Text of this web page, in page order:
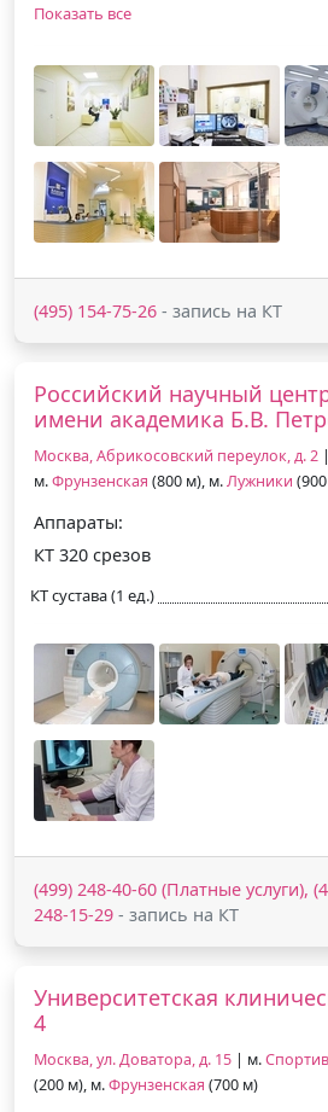
Показать все
(495) 154-75-26 - запись на КТ
Российский научный
имени академика Б.В.
Москва, Абрикосовский переулок, д. 2
м.Фрунзенская (800 м), м.Лужники
Аппараты:
КТ 320 срезов
КТ сустава (1 ед.)
(499) 248-40-60 (Платные услуги),
248-15-29 - запись на КТ
Университетская
4
Москва, ул. Доватора, д. 15 | м.
(200 м), м.Фрунзенская (700 м)